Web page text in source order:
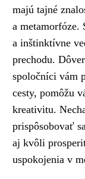
majú tajné
a metamorfóze.
a inštinktívne
prechodu.
spoločníci vám
cesty, pomôžu
kreativitu.
prispôsobovať
aj kvôli
uspokojenia v